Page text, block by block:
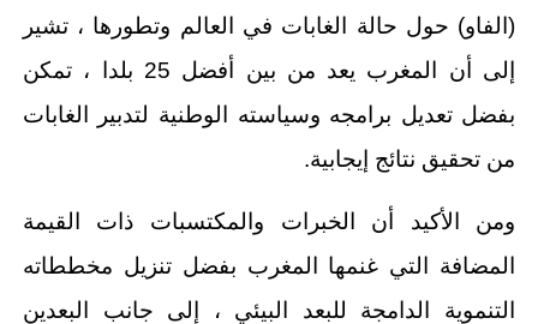
(الفاو) حول حالة الغابات في العالم وتطورها ، تشير
إلى أن المغرب يعد من بين أفضل 25 بلدا ، تمكن
بفضل تعديل برامجه وسياسته الوطنية لتدبير الغابات
من تحقيق نتائج إيجابية.
ومن الأكيد أن الخبرات والمكتسبات ذات القيمة
المضافة التي غنمها المغرب بفضل تنزيل مخططاته
التنموية الدامجة للبعد البيئي ، إلى جانب البعدين